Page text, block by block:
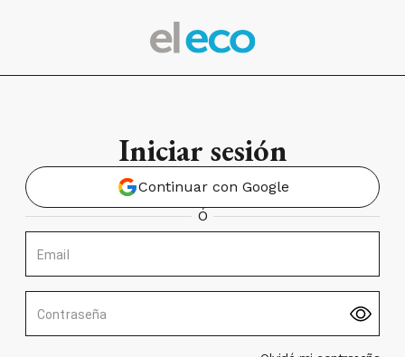
Iniciar sesión
Continuar con Google
Ó
Email
Contraseña